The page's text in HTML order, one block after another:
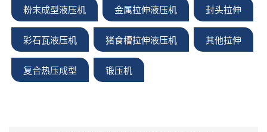
粉末成型液压机 金属拉伸液压机 封头拉伸
彩石瓦液压机 猪食槽拉伸液压机 其他拉伸
复合热压成型 锻压机